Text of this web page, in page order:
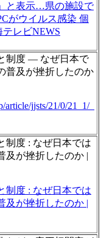
と表示…県の施設で
がウイルス感染 個
レビNEWS
制度 ― なぜ日本で
普及が挫折したのか
jjsts/21/0/21_1/_
制度 : なぜ日本では
及が挫折したのか |
制度 : なぜ日本では
及が挫折したのか |